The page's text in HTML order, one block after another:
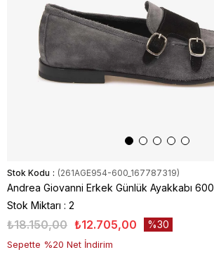
Stok Kodu (261AGE954-600_167787319)
Andrea Giovanni Erkek Günlük Ayakkabı 600
Stok Miktarı : 2
₺18.150,00 ₺12.705,00 30
Sepette %20 Net İndirim